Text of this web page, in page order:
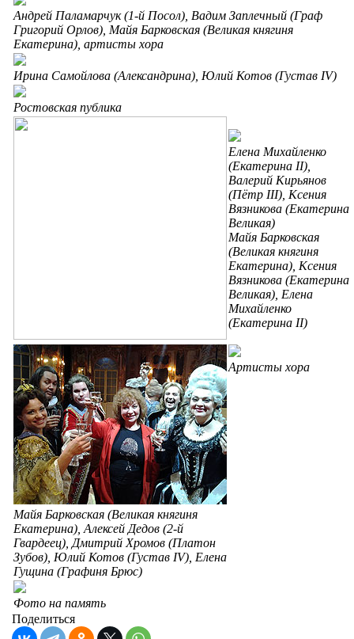
Андрей Паламарчук (1-й Посол), Вадим Заплечный (Граф
Григорий Орлов) , Майя Барковская (Великая княгиня
Екатерина), артисты хора
Ирина Самойлова (Александрина) , Юлий Котов (Густав IV)
Ростовская публика
Елена Михайленко
(Екатерина II)
Валерий Кирьянов
(Пётр III), Ксения
Вязникова (Екатерина
Великая)
Майя Барковская
(Великая княгиня
Екатерина), Ксения
Вязникова (Екатерина
Великая), Елена
Михайленко
(Екатерина II)
Майя Барковская (Великая княгиня
Екатерина), Алексей Дедов (2-й
Гвардеец), Дмитрий Хромов (Платон
Зубов), Юлий Котов (Густав IV), Елена
Гущина (Графиня Брюс)
Артисты хора
Фото на память
Поделиться